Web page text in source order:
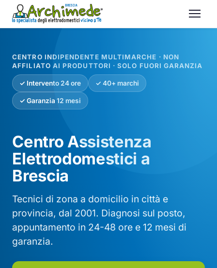
CENTRO INDIPENDENTE MULTIMARCHE · NON
AFFILIATO AI PRODUTTORI · SOLO FUORI GARANZIA
✓ Intervento 24 ore ✓ 40+ marchi
✓ Garanzia 12 mesi
Centro Assistenza
Elettrodomestici a
Brescia
Tecnici di zona a domicilio in città e
provincia, dal 2001. Diagnosi sul posto,
appuntamento in 24-48 ore e 12 mesi di
garanzia.